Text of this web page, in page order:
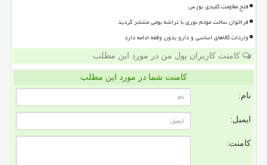
فتح مقاومت کلیدی بورس
فراخوان ساخت مودم نوری با تراشه بومی منتشر گردید
واردات کالاهای اساسی و دارو بدون وقفه ادامه دارد
کامنت کاربران پول من در مورد این مطلب
کامنت شما در مورد این مطلب
نام:
ایمیل:
کامنت: